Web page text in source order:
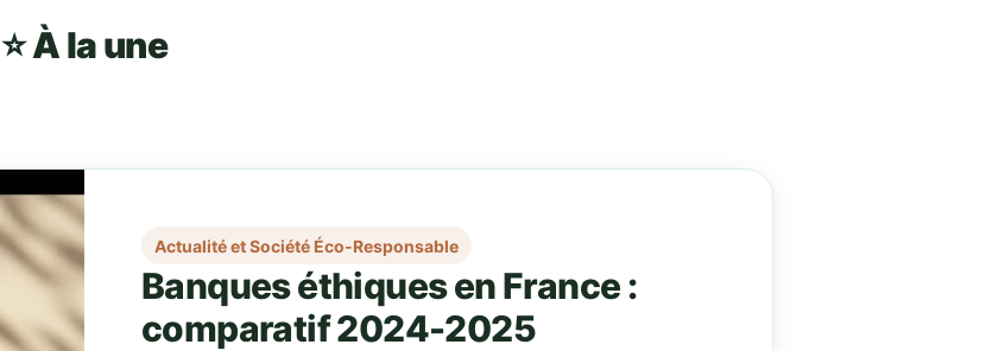
⭐ À la une
Actualité et Société Éco-Responsable
Banques éthiques en France :
comparatif 2024-2025